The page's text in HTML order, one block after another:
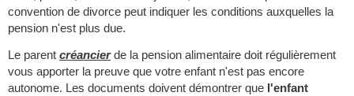
convention de divorce peut indiquer les conditions auxquelles la
pension n'est plus due.
Le parent créancierde la pension alimentaire doit régulièrement
vous apporter la preuve que votre enfant n'est pas encore
autonome. Les documents doivent démontrer que l'enfant